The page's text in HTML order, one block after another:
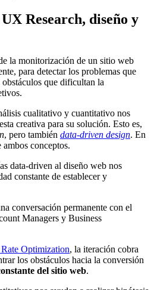
Research, diseño y
la monitorización de un sitio web
para detectar los problemas que
que dificultan la
cualitativo y cuantitativo nos
creativa para su solución. Esto es,
, pero también data-driven design. En
ambos conceptos.
data-driven al diseño web nos
constante de establecer y
conversación permanente con el
Managers y Business
Optimization, la iteración cobra
los obstáculos hacia la conversión
del sitio web.